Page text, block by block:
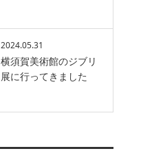
2024.05.31
横須賀美術館のジブリ
展に行ってきました